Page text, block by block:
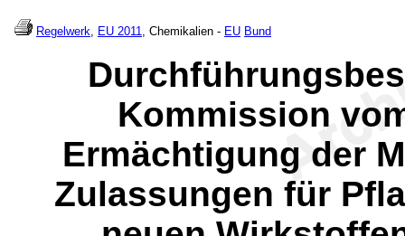
Regelwerk, EU 2011, Chemikalien - EU Bund
Kommission
Ermächtigung der
Zulassungen für